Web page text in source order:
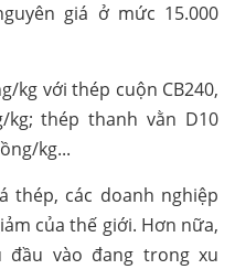
giá ở mức 15.000
kg với thép cuộn CB240,
kg; thép thanh vằn D10
kg...
thép, các doanh nghiệp
của thế giới. Hơn nữa,
đầu vào đang trong xu